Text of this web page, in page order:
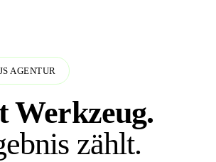
AGENTUR
Werkzeug.
zählt.